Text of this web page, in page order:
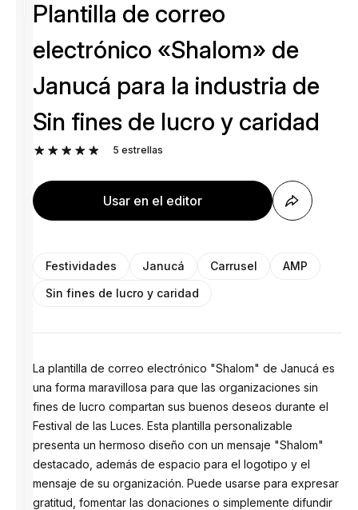
Plantilla de correo
electrónico «Shalom» de
Janucá para la industria de
Sin fines de lucro y caridad
5 estrellas
Usar en el editor
Festividades Janucá Carrusel
AMP
Sin fines de lucro y caridad
La plantilla de correo electrónico "Shalom" de Janucá es
una forma maravillosa para que las organizaciones sin
fines de lucro compartan sus buenos deseos durante el
Festival de las Luces. Esta plantilla personalizable
presenta un hermoso diseño con un mensaje "Shalom"
destacado, además de espacio para el logotipo y el
mensaje de su organización. Puede usarse para expresar
gratitud, fomentar las donaciones o simplemente difundir